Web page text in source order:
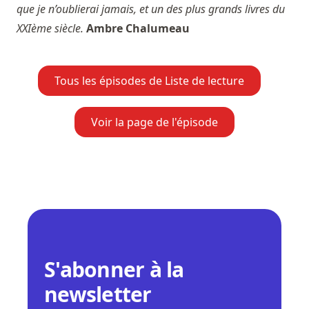
que je n’oublierai jamais, et un des plus grands livres du
XXIème siècle. Ambre Chalumeau
Tous les épisodes de Liste de lecture
Voir la page de l'épisode
S'abonner à la
newsletter